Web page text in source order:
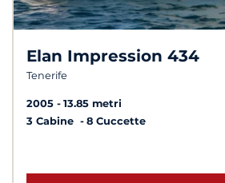
Elan Impression 434
Tenerife
2005
13.85 metri
3 Cabine
8 Cuccette